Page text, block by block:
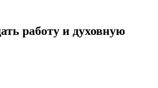
работу и духовную